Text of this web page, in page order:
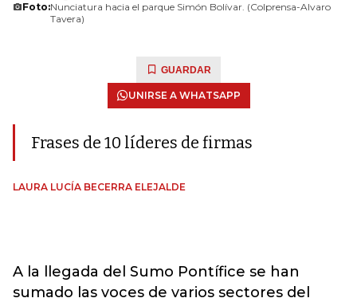
Foto:Nunciatura hacia el parque Simón Bolívar. (Colprensa-Alvaro
Tavera)
GUARDAR
UNIRSE A WHATSAPP
Frases de 10 líderes de firmas
LAURA LUCÍA BECERRA ELEJALDE
A la llegada del Sumo Pontífice se han
sumado las voces de varios sectores del